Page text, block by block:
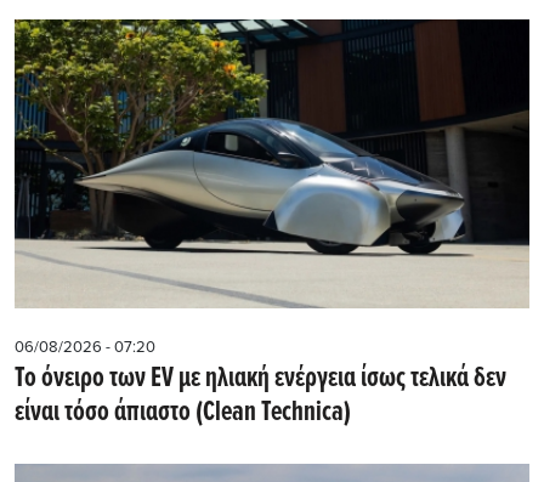
06/08/2026 - 07:20
Το όνειρο των EV με ηλιακή ενέργεια ίσως τελικά δεν
είναι τόσο άπιαστο (Clean Technica)